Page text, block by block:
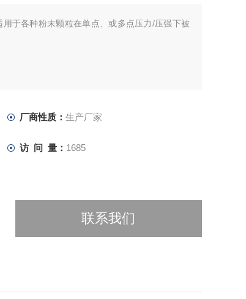
于各种粉末颗粒在单点、或多点压力/压强下被
厂商性质： 生产厂家
访 问 量： 1685
联系我们